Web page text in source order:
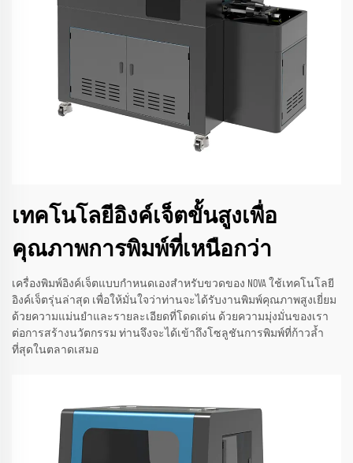
เทคโนโลยีอิงค์เจ็ตขั้นสูงเพื่อ
คุณภาพการพิมพ์ที่เหนือกว่า
เครื่องพิมพ์อิงค์เจ็ตแบบกำหนดเองสำหรับขวดของ NOVA ใช้เทคโนโลยี
อิงค์เจ็ตรุ่นล่าสุด เพื่อให้มั่นใจว่าท่านจะได้รับงานพิมพ์คุณภาพสูงเยี่ยม
ด้วยความแม่นยำและรายละเอียดที่โดดเด่น ด้วยความมุ่งมั่นของเรา
ต่อการสร้างนวัตกรรม ท่านจึงจะได้เข้าถึงโซลูชันการพิมพ์ที่ก้าวล้ำ
ที่สุดในตลาดเสมอ